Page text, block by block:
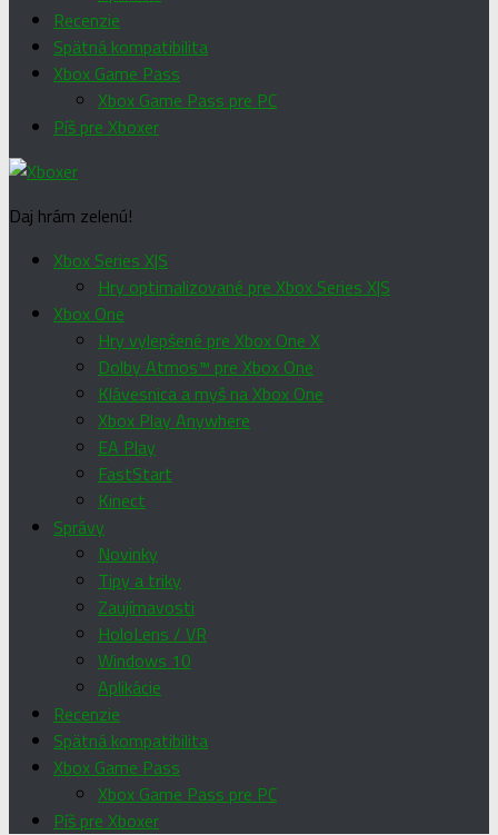
Recenzie
Spätná kompatibilita
Xbox Game Pass
Xbox Game Pass pre PC
Píš pre Xboxer
Daj hrám zelenú!
Xbox Series X|S
Hry optimalizované pre Xbox Series X|S
Xbox One
Hry vylepšené pre Xbox One X
Dolby Atmos™ pre Xbox One
Klávesnica a myš na Xbox One
Xbox Play Anywhere
EA Play
FastStart
Kinect
Správy
Novinky
Tipy a triky
Zaujímavosti
HoloLens / VR
Windows 10
Aplikácie
Recenzie
Spätná kompatibilita
Xbox Game Pass
Xbox Game Pass pre PC
Píš pre Xboxer